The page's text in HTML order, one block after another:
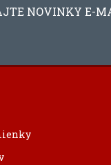
NOVINKY E-